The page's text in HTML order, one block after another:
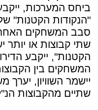
ביחס המערכות,
"הנקודות הקטנות"
סבב המשחקים
שתי קבוצות או יותר
הקטנות", ייקבע
המשחקים בין
יישמר השוויון,
שתיים מהקבוצות